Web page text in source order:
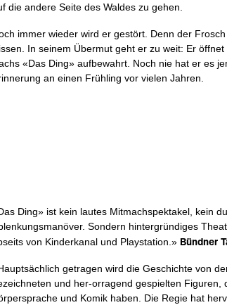
die andere Seite des Waldes zu gehen.
immer wieder wird er gestört. Denn der
In seinem Übermut geht er zu weit: Er
«Das Ding» aufbewahrt. Noch nie hat er es
an einen Frühling vor vielen Jahren.
Ding» ist kein lautes Mitmachspektakel, kein
Sondern hintergründiges
von Kinderkanal und Playstation.» Bündner
getragen wird die Geschichte von
und her-orragend gespielten Figuren,
und Komik haben. Die Regie hat